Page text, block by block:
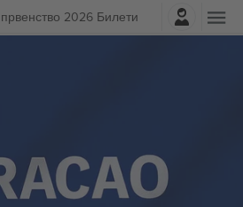
2026 Билети
Најави се